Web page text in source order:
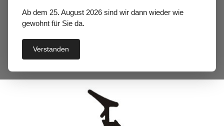
Verglasungsdichtung Idolia
Ab dem 25. August 2026 sind wir dann wieder wie
gewohnt für Sie da.
Verstanden